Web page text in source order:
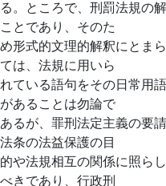
る。ところで、刑罰法規の
ことであり、そのた
め形式的文理的解釈にとま
ては、法規に用いら
れている語句をその日常用
があることは勿論で
あるが、罪刑法定主義の要
法条の法益保護の目
的や法規相互の関係に照ら
べきであり、行政刑